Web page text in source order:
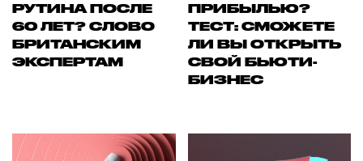
РУТИНА ПОСЛЕ
60 ЛЕТ? СЛОВО
БРИТАНСКИМ
ЭКСПЕРТАМ
ПРИБЫЛЬЮ?
ТЕСТ: СМОЖЕТЕ
ЛИ ВЫ ОТКРЫТЬ
СВОЙ БЬЮТИ-
БИЗНЕС